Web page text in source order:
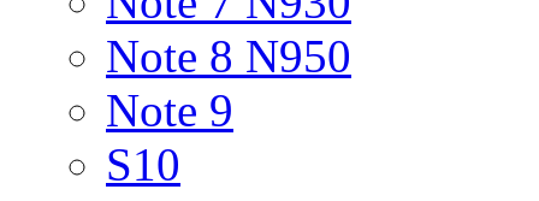
Note 8 N950
Note 9
S10